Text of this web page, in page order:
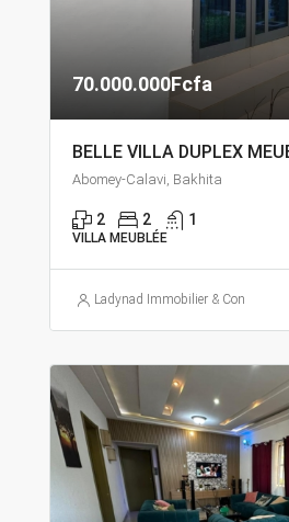
70.000.000Fcfa
Abomey-Calavi, Bakhita
2 2 1
VILLA MEUBLÉE
Ladynad Immobilier & Construction